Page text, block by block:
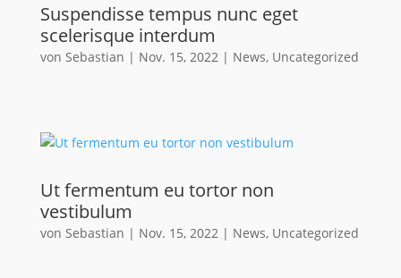
Suspendisse tempus nunc eget
scelerisque interdum
von Sebastian | Nov. 15, 2022 | News, Uncategorized
Ut fermentum eu tortor non
vestibulum
von Sebastian | Nov. 15, 2022 | News, Uncategorized